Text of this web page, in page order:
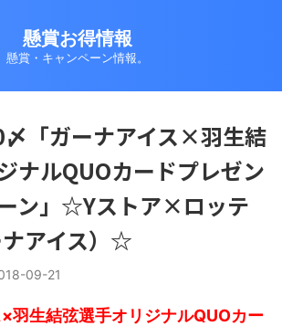
懸賞お得情報
懸賞・キャンペーン情報。
「ガーナアイス×羽生結
ナルQUOカードプレゼン
ン」☆Yストア×ロッテ
アイス）☆
09-21
×羽生結弦選手オリジナルQUOカー